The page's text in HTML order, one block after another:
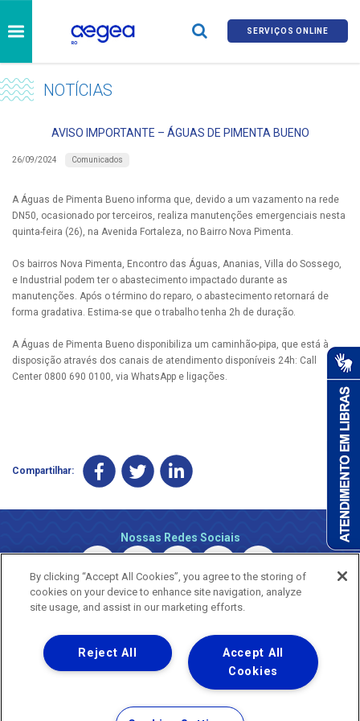
SERVIÇOS ONLINE
NOTÍCIAS
AVISO IMPORTANTE – ÁGUAS DE PIMENTA BUENO
26/09/2024 Comunicados
A Águas de Pimenta Bueno informa que, devido a um vazamento na rede
DN50, ocasionado por terceiros, realiza manutenções emergenciais nesta
quinta-feira (26), na Avenida Fortaleza, no Bairro Nova Pimenta.
Os bairros Nova Pimenta, Encontro das Águas, Ananias, Villa do Sossego,
e Industrial podem ter o abastecimento impactado durante as
manutenções. Após o término do reparo, o abastecimento retornará de
forma gradativa. Estima-se que o trabalho tenha 2h de duração.
A Águas de Pimenta Bueno disponibiliza um caminhão-pipa, que está à
disposição através dos canais de atendimento disponíveis 24h: Call
Center 0800 690 0100, via WhatsApp e ligações.
Compartilhar:
Nossas Redes Sociais
Copyright © 2026 - Todos os Direitos Reservados.
Nossa natureza movimenta a vida
Termos Gerais de Uso de Sites e Aplicativos
By clicking “Accept All Cookies”, you agree to the storing of
cookies on your device to enhance site navigation, analyze
site usage, and assist in our marketing efforts.
Accept All
Cookies
Reject All